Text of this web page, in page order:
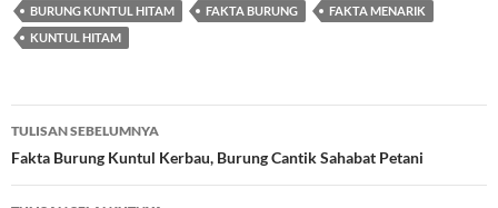
BURUNG KUNTUL HITAM FAKTA BURUNG
FAKTA MENARIK
KUNTUL HITAM
Navigasi
Tulisan
TULISAN SEBELUMNYA
Fakta Burung Kuntul Kerbau, Burung Cantik Sahabat Petani